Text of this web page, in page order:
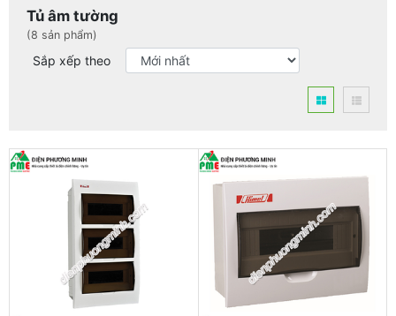
Tủ âm tường
(8 sản phẩm)
Sắp xếp theo